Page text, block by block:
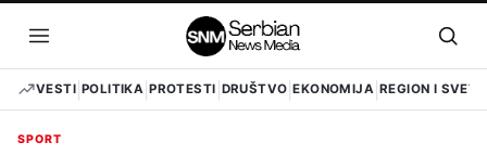
sadržaj
Otvori
meni
VESTI POLITIKA PROTESTI DRUŠTVO EKONOMIJA REGION I SVET
SPORT